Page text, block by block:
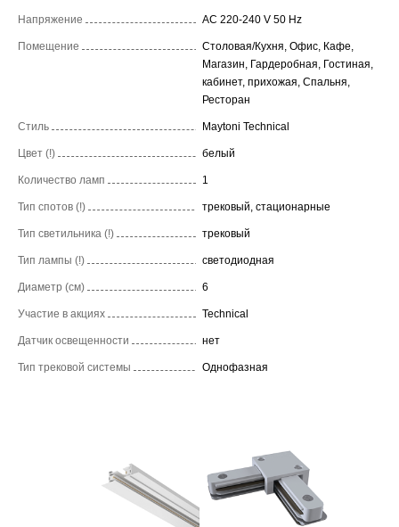
Напряжение AC 220-240 V 50 Hz
Помещение
Столовая/Кухня, Офис, Кафе,
Магазин, Гардеробная, Гостиная,
кабинет, прихожая, Спальня,
Ресторан
Стиль Maytoni Technical
Цвет (!) белый
Количество ламп 1
Тип спотов (!) трековый, стационарные
Тип светильника (!) трековый
Тип лампы (!) светодиодная
Диаметр (см) 6
Участие в акциях Technical
Датчик освещенности нет
Тип трековой системы Однофазная